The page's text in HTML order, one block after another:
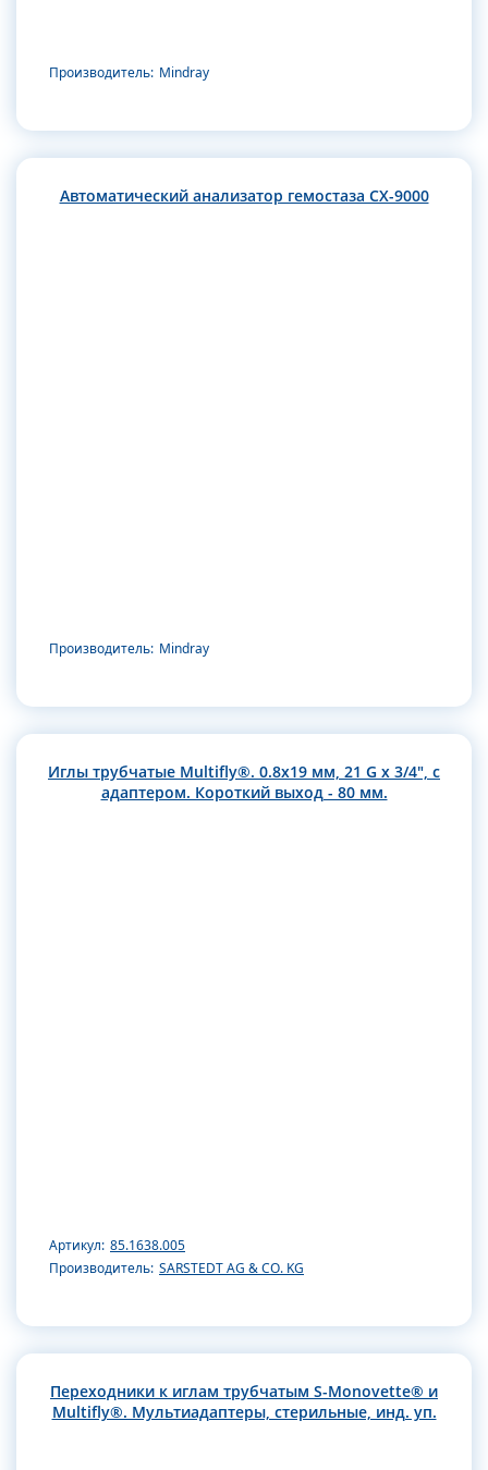
Производитель: Mindray
Автоматический анализатор гемостаза CX-9000
Производитель: Mindray
Иглы трубчатые Multifly®. 0.8х19 мм, 21 G x 3/4", с
адаптером. Короткий выход - 80 мм.
Артикул: 85.1638.005
Производитель: SARSTEDT AG & CO. KG
Переходники к иглам трубчатым S-Monovette® и
Multifly®. Мультиадаптеры, стерильные, инд. уп.